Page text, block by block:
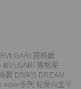
BVLGARI 寶格麗
、 BVLGARI 寶格麗
麗 DIVA'S DREAM
viper系列 蛇骨白金半